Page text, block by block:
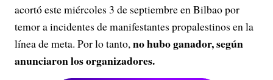
acortó este miércoles 3 de septiembre en Bilbao por
temor a incidentes de manifestantes propalestinos en la
línea de meta. Por lo tanto,no hubo ganador, según
anunciaron los organizadores.